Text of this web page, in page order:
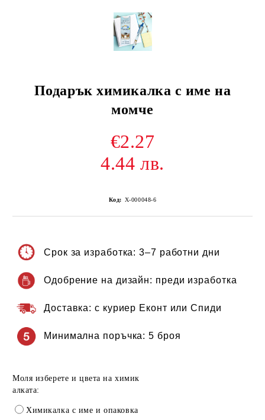
Подарък химикалка с име на
момче
€2.27
4.44 лв.
Код: Х-000048-6
Срок за изработка: 3–7 работни дни
Одобрение на дизайн: преди изработка
Доставка: с куриер Еконт или Спиди
Минимална поръчка: 5 броя
Моля изберете и цвета на химик
алката:
Химикалка с име и опаковка